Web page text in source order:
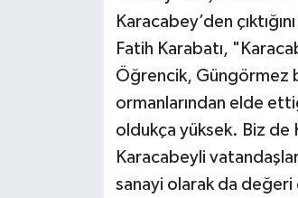
Karacabey’den
Fatih Karabatı,
Öğrencik, Güngörmez
ormanlarından elde
oldukça yüksek. Biz de
Karacabeyli
sanayi olarak da